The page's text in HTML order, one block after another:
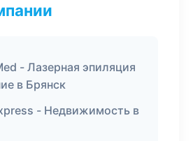
- Лазерная эпиляция
в Брянск
- Недвижимость в